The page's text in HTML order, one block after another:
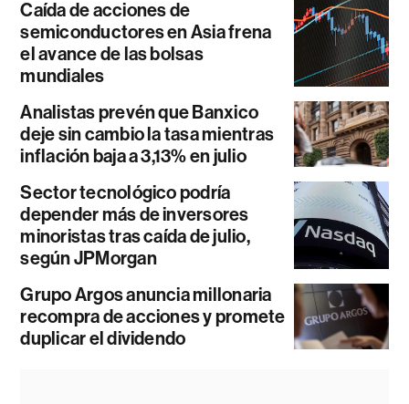
Caída de acciones de
semiconductores en Asia frena
el avance de las bolsas
mundiales
Analistas prevén que Banxico
deje sin cambio la tasa mientras
inflación baja a 3,13% en julio
Sector tecnológico podría
depender más de inversores
minoristas tras caída de julio,
según JPMorgan
Grupo Argos anuncia millonaria
recompra de acciones y promete
duplicar el dividendo